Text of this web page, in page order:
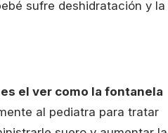
sufre deshidratación y la
es el ver como la fontanela
al pediatra para tratar